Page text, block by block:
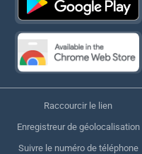
Raccourcir le lien
Enregistreur de géolocalisation
Suivre le numéro de téléphone